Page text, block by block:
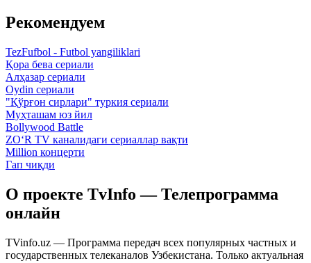
Рекомендуем
TezFufbol - Futbol yangiliklari
Қора бева сериали
Алҳазар сериали
Oydin сериали
"Қўрғон сирлари" туркия сериали
Муҳташам юз йил
Bollywood Battle
ZO‘R TV каналидаги сериаллар вақти
Million концерти
Гап чиқди
О проекте TvInfo — Телепрограмма
онлайн
TVinfo.uz — Программа передач всех популярных частных и
государственных телеканалов Узбекистана. Только актуальная